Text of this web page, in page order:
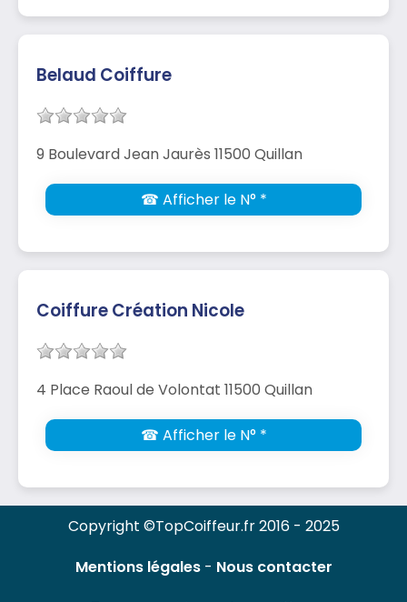
Belaud Coiffure
9 Boulevard Jean Jaurès 11500 Quillan
☎ Afficher le N° *
Coiffure Création Nicole
4 Place Raoul de Volontat 11500 Quillan
☎ Afficher le N° *
Copyright ©TopCoiffeur.fr 2016 - 2025
Mentions légales- Nous contacter